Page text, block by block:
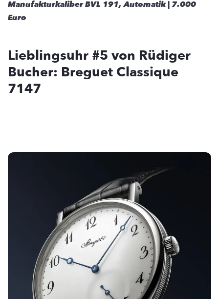
Manufakturkaliber BVL 191, Automatik | 7.000
Euro
Lieblingsuhr #5 von Rüdiger
Bucher: Breguet Classique
7147